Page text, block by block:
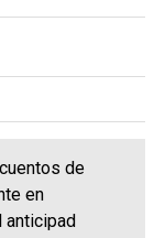
de
en
anticipad